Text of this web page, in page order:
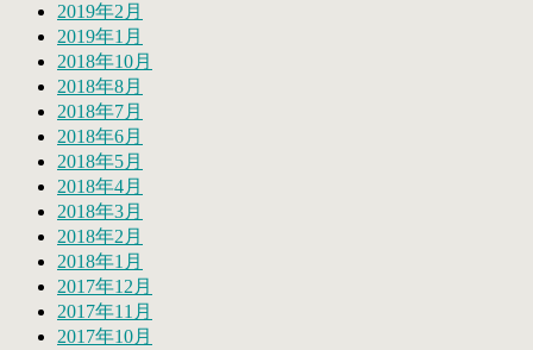
2019年2月
2019年1月
2018年10月
2018年8月
2018年7月
2018年6月
2018年5月
2018年4月
2018年3月
2018年2月
2018年1月
2017年12月
2017年11月
2017年10月